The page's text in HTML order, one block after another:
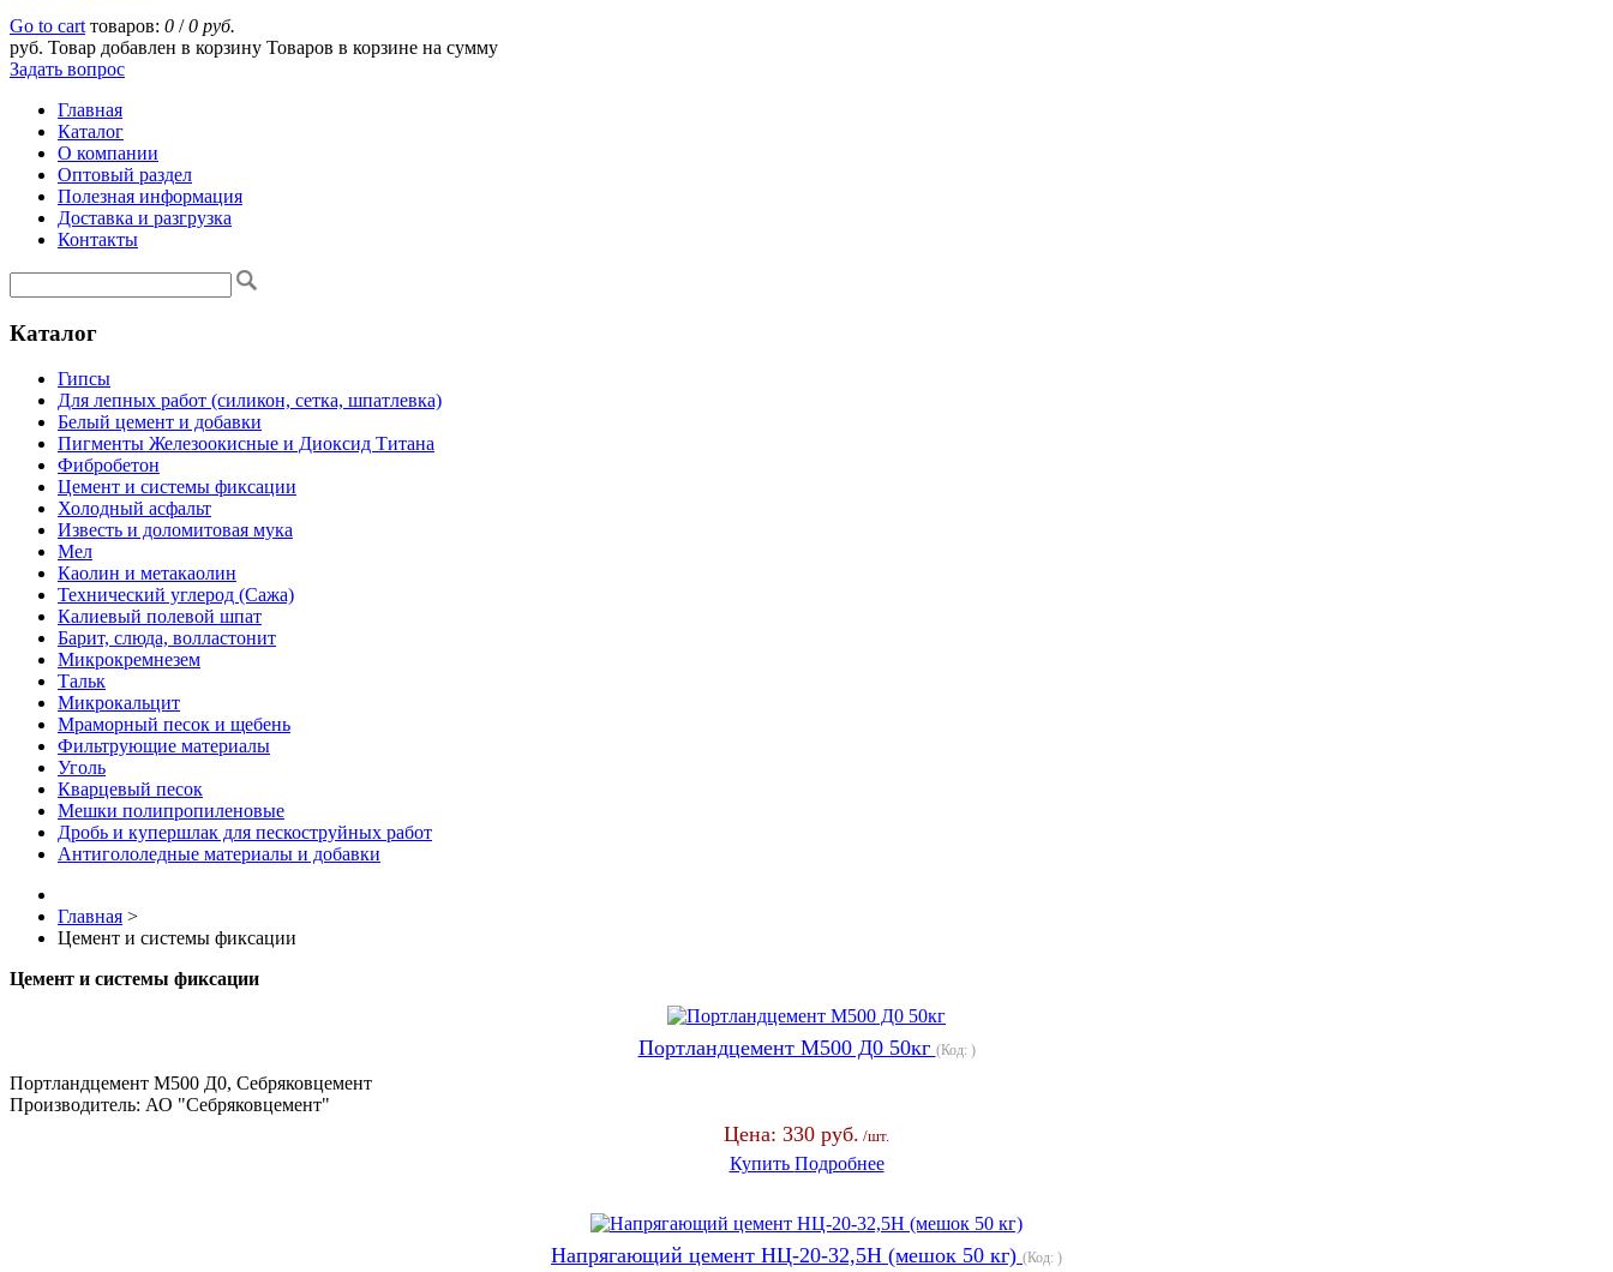
Go to cart товаров: 0 /0 руб.
руб. Товар добавлен в корзину Товаров в корзине на сумму
Задать вопрос
Главная
Каталог
О компании
Оптовый раздел
Полезная информация
Доставка и разгрузка
Контакты
Каталог
Гипсы
Для лепных работ (силикон, сетка, шпатлевка)
Белый цемент и добавки
Пигменты Железоокисные и Диоксид Титана
Фибробетон
Цемент и системы фиксации
Холодный асфальт
Известь и доломитовая мука
Мел
Каолин и метакаолин
Технический углерод (Сажа)
Калиевый полевой шпат
Барит, слюда, волластонит
Микрокремнезем
Тальк
Микрокальцит
Мраморный песок и щебень
Фильтрующие материалы
Уголь
Кварцевый песок
Мешки полипропиленовые
Дробь и купершлак для пескоструйных работ
Антигололедные материалы и добавки
Главная >
Цемент и системы фиксации
Цемент и системы фиксации
Портландцемент М500 Д0 50кг (Код: )
Портландцемент М500 Д0, Себряковцемент
Производитель: АО "Себряковцемент"
Цена: 330 руб. /шт.
Купить Подробнее
Напрягающий цемент НЦ-20-32,5Н (мешок 50 кг) (Код: )